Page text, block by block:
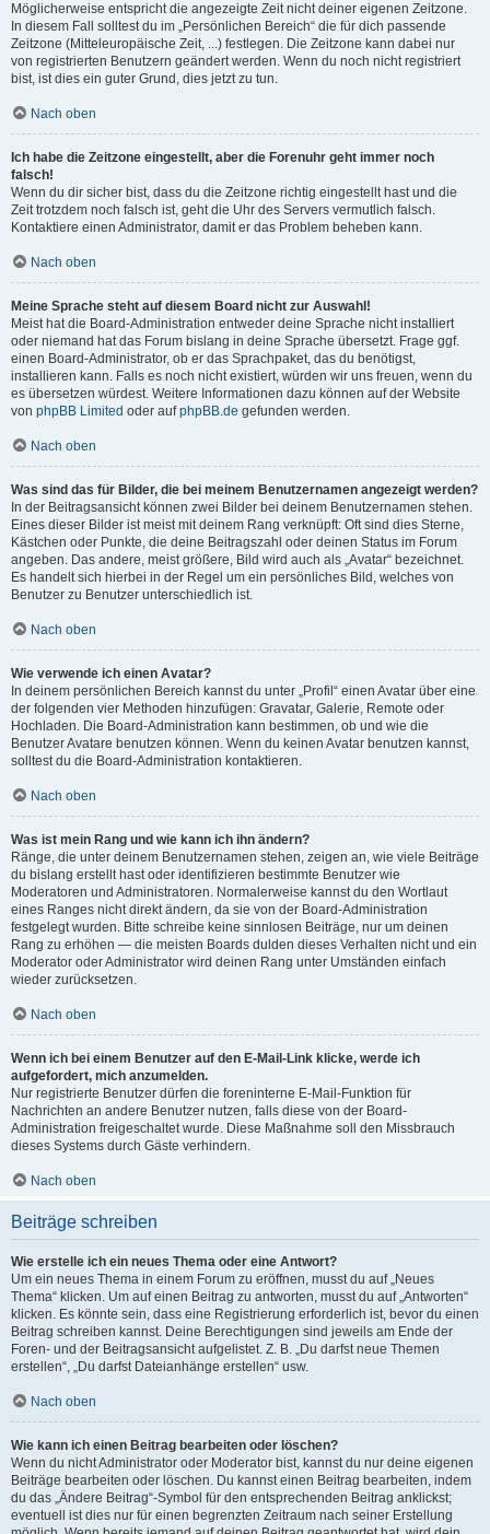
Möglicherweise entspricht die angezeigte Zeit nicht deiner eigenen Zeitzone.
In diesem Fall solltest du im „Persönlichen Bereich“ die für dich passende
Zeitzone (Mitteleuropäische Zeit, ...) festlegen. Die Zeitzone kann dabei nur
von registrierten Benutzern geändert werden. Wenn du noch nicht registriert
bist, ist dies ein guter Grund, dies jetzt zu tun.
Nach oben
Ich habe die Zeitzone eingestellt, aber die Forenuhr geht immer noch
falsch!
Wenn du dir sicher bist, dass du die Zeitzone richtig eingestellt hast und die
Zeit trotzdem noch falsch ist, geht die Uhr des Servers vermutlich falsch.
Kontaktiere einen Administrator, damit er das Problem beheben kann.
Nach oben
Meine Sprache steht auf diesem Board nicht zur Auswahl!
Meist hat die Board-Administration entweder deine Sprache nicht installiert
oder niemand hat das Forum bislang in deine Sprache übersetzt. Frage ggf.
einen Board-Administrator, ob er das Sprachpaket, das du benötigst,
installieren kann. Falls es noch nicht existiert, würden wir uns freuen, wenn du
es übersetzen würdest. Weitere Informationen dazu können auf der Website
von phpBB Limited oder aufphpBB.de gefunden werden.
Nach oben
Was sind das für Bilder, die bei meinem Benutzernamen angezeigt werden?
In der Beitragsansicht können zwei Bilder bei deinem Benutzernamen stehen.
Eines dieser Bilder ist meist mit deinem Rang verknüpft: Oft sind dies Sterne,
Kästchen oder Punkte, die deine Beitragszahl oder deinen Status im Forum
angeben. Das andere, meist größere, Bild wird auch als „Avatar“ bezeichnet.
Es handelt sich hierbei in der Regel um ein persönliches Bild, welches von
Benutzer zu Benutzer unterschiedlich ist.
Nach oben
Wie verwende ich einen Avatar?
In deinem persönlichen Bereich kannst du unter „Profil“ einen Avatar über eine
der folgenden vier Methoden hinzufügen: Gravatar, Galerie, Remote oder
Hochladen. Die Board-Administration kann bestimmen, ob und wie die
Benutzer Avatare benutzen können. Wenn du keinen Avatar benutzen kannst,
solltest du die Board-Administration kontaktieren.
Nach oben
Was ist mein Rang und wie kann ich ihn ändern?
Ränge, die unter deinem Benutzernamen stehen, zeigen an, wie viele Beiträge
du bislang erstellt hast oder identifizieren bestimmte Benutzer wie
Moderatoren und Administratoren. Normalerweise kannst du den Wortlaut
eines Ranges nicht direkt ändern, da sie von der Board-Administration
festgelegt wurden. Bitte schreibe keine sinnlosen Beiträge, nur um deinen
Rang zu erhöhen — die meisten Boards dulden dieses Verhalten nicht und ein
Moderator oder Administrator wird deinen Rang unter Umständen einfach
wieder zurücksetzen.
Nach oben
Wenn ich bei einem Benutzer auf den E-Mail-Link klicke, werde ich
aufgefordert, mich anzumelden.
Nur registrierte Benutzer dürfen die foreninterne E-Mail-Funktion für
Nachrichten an andere Benutzer nutzen, falls diese von der Board-
Administration freigeschaltet wurde. Diese Maßnahme soll den Missbrauch
dieses Systems durch Gäste verhindern.
Nach oben
Beiträge schreiben
Wie erstelle ich ein neues Thema oder eine Antwort?
Um ein neues Thema in einem Forum zu eröffnen, musst du auf „Neues
Thema“ klicken. Um auf einen Beitrag zu antworten, musst du auf „Antworten“
klicken. Es könnte sein, dass eine Registrierung erforderlich ist, bevor du einen
Beitrag schreiben kannst. Deine Berechtigungen sind jeweils am Ende der
Foren- und der Beitragsansicht aufgelistet. Z. B. „Du darfst neue Themen
erstellen“, „Du darfst Dateianhänge erstellen“ usw.
Nach oben
Wie kann ich einen Beitrag bearbeiten oder löschen?
Wenn du nicht Administrator oder Moderator bist, kannst du nur deine eigenen
Beiträge bearbeiten oder löschen. Du kannst einen Beitrag bearbeiten, indem
du das „Ändere Beitrag“-Symbol für den entsprechenden Beitrag anklickst;
eventuell ist dies nur für einen begrenzten Zeitraum nach seiner Erstellung